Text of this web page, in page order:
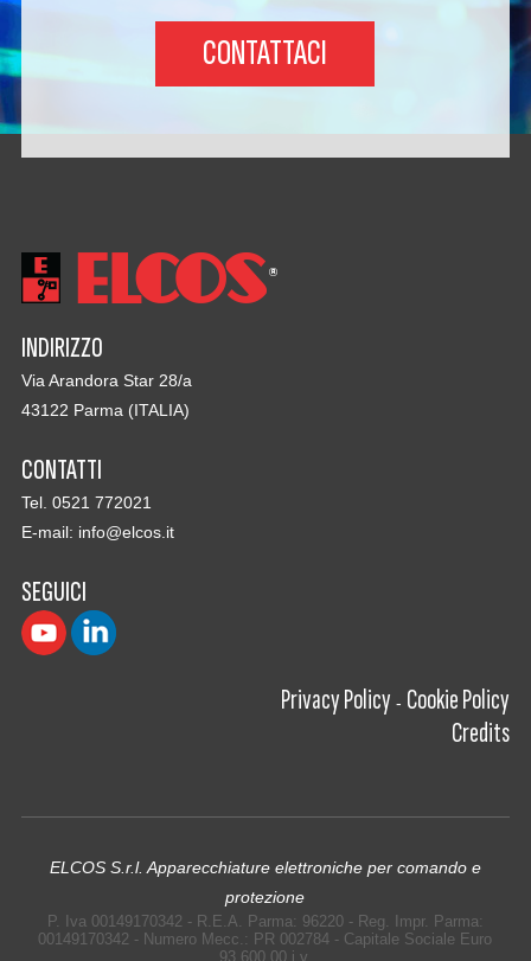
CONTATTACI
INDIRIZZO
Via Arandora Star 28/a
43122 Parma (ITALIA)
CONTATTI
Tel. 0521 772021
E-mail: info@elcos.it
SEGUICI
Privacy Policy - Cookie Policy
Credits
ELCOS S.r.l. Apparecchiature elettroniche per comando e
protezione
P. Iva 00149170342 - R.E.A. Parma: 96220 - Reg. Impr. Parma:
00149170342 - Numero Mecc.: PR 002784 - Capitale Sociale Euro
93.600,00 i.v.